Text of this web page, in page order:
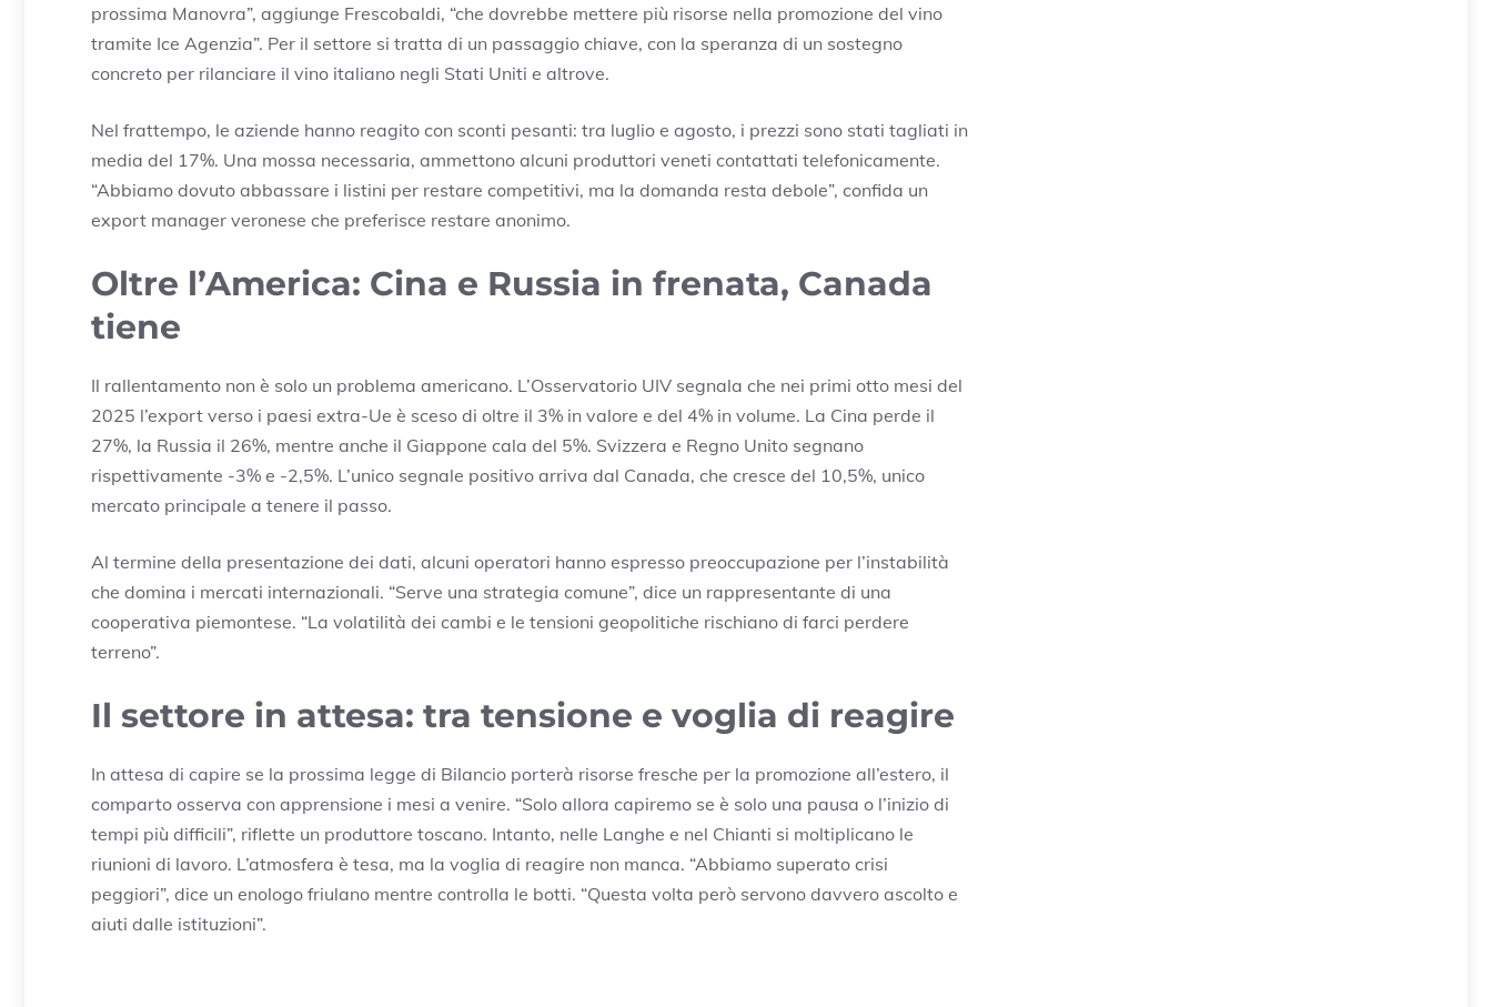
prossima Manovra”, aggiunge Frescobaldi, “che dovrebbe mettere più risorse nella promozione del vino
tramite Ice Agenzia”. Per il settore si tratta di un passaggio chiave, con la speranza di un sostegno
concreto per rilanciare il vino italiano negli Stati Uniti e altrove.
Nel frattempo, le aziende hanno reagito con sconti pesanti: tra luglio e agosto, i prezzi sono stati tagliati in
media del 17%. Una mossa necessaria, ammettono alcuni produttori veneti contattati telefonicamente.
“Abbiamo dovuto abbassare i listini per restare competitivi, ma la domanda resta debole”, confida un
export manager veronese che preferisce restare anonimo.
Oltre l’America: Cina e Russia in frenata, Canada
tiene
Il rallentamento non è solo un problema americano. L’Osservatorio UIV segnala che nei primi otto mesi del
2025 l’export verso i paesi extra-Ue è sceso di oltre il 3% in valore e del 4% in volume. La Cina perde il
27%, la Russia il 26%, mentre anche il Giappone cala del 5%. Svizzera e Regno Unito segnano
rispettivamente -3% e -2,5%. L’unico segnale positivo arriva dal Canada, che cresce del 10,5%, unico
mercato principale a tenere il passo.
Al termine della presentazione dei dati, alcuni operatori hanno espresso preoccupazione per l’instabilità
che domina i mercati internazionali. “Serve una strategia comune”, dice un rappresentante di una
cooperativa piemontese. “La volatilità dei cambi e le tensioni geopolitiche rischiano di farci perdere
terreno”.
Il settore in attesa: tra tensione e voglia di reagire
In attesa di capire se la prossima legge di Bilancio porterà risorse fresche per la promozione all’estero, il
comparto osserva con apprensione i mesi a venire. “Solo allora capiremo se è solo una pausa o l’inizio di
tempi più difficili”, riflette un produttore toscano. Intanto, nelle Langhe e nel Chianti si moltiplicano le
riunioni di lavoro. L’atmosfera è tesa, ma la voglia di reagire non manca. “Abbiamo superato crisi
peggiori”, dice un enologo friulano mentre controlla le botti. “Questa volta però servono davvero ascolto e
aiuti dalle istituzioni”.